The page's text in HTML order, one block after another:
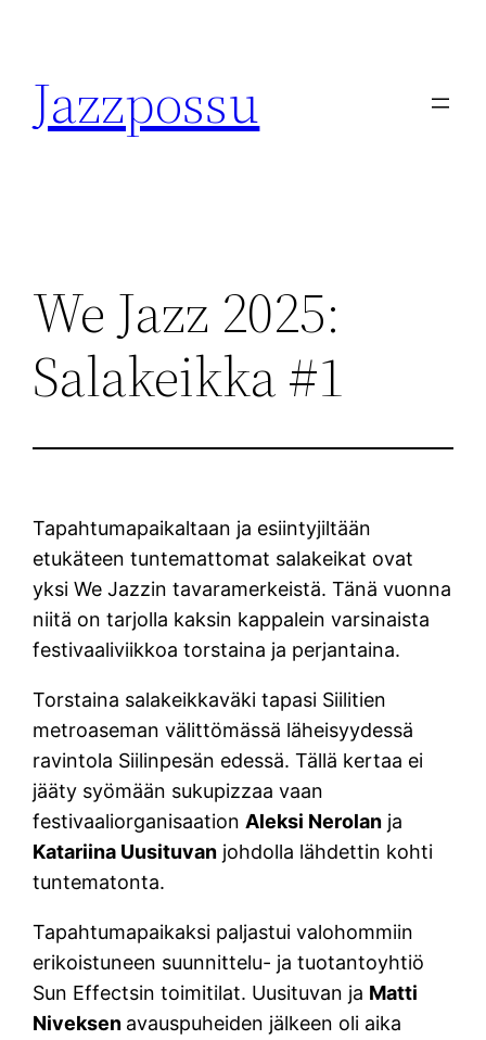
content
Jazzpossu
We Jazz 2025:
Salakeikka #1
Tapahtumapaikaltaan ja esiintyjiltään
etukäteen tuntemattomat salakeikat ovat
yksi We Jazzin tavaramerkeistä. Tänä vuonna
niitä on tarjolla kaksin kappalein varsinaista
festivaaliviikkoa torstaina ja perjantaina.
Torstaina salakeikkaväki tapasi Siilitien
metroaseman välittömässä läheisyydessä
ravintola Siilinpesän edessä. Tällä kertaa ei
jääty syömään sukupizzaa vaan
festivaaliorganisaation Aleksi Nerolan ja
Katariina Uusituvan johdolla lähdettin kohti
tuntematonta.
Tapahtumapaikaksi paljastui valohommiin
erikoistuneen suunnittelu- ja tuotantoyhtiö
Sun Effectsin toimitilat. Uusituvan ja Matti
Niveksen avauspuheiden jälkeen oli aika